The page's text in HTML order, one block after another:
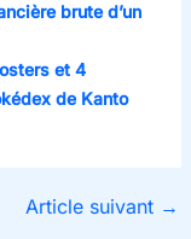
brute d’un
et 4
de Kanto
Article suivant →